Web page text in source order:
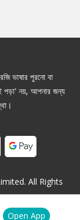
Open App
ভাষার পুরনো বা
পড়া' নয়, আপনার জন্য
All Rights